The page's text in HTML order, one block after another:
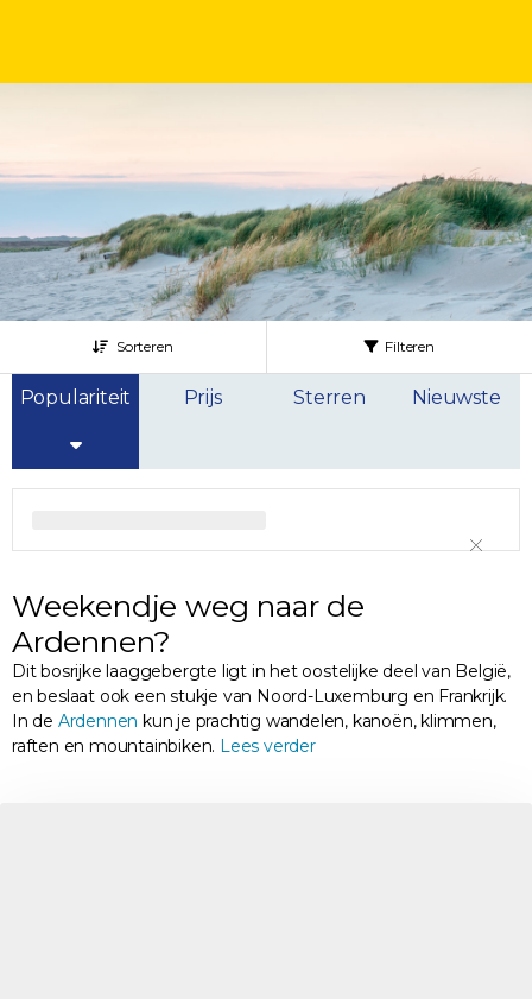
Sorteren Filteren
Populariteit Prijs Sterren Nieuwste
Weekendje weg naar de
Ardennen?
Dit bosrijke laaggebergte ligt in het oostelijke deel van België,
en beslaat ook een stukje van Noord-Luxemburg en Frankrijk.
In de Ardennen kun je prachtig wandelen, kanoën, klimmen,
raften en mountainbiken. Lees verder